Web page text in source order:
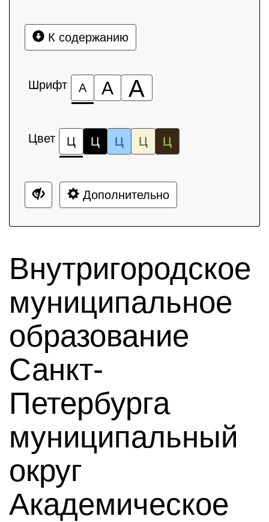
К содержанию
Шрифт А А А
Цвет Ц Ц Ц Ц Ц
Дополнительно
Внутригородское
муниципальное
образование
Санкт-
Петербурга
муниципальный
округ
Академическое